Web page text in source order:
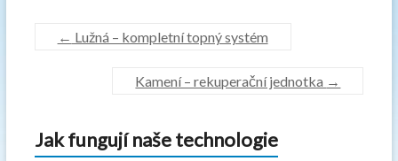
← Lužná – kompletní topný systém
Kamení – rekuperační jednotka →
Jak fungují naše technologie